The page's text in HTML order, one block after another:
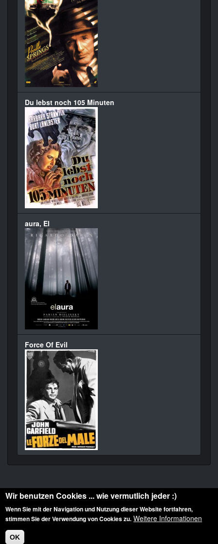
Du lebst noch 105 Minuten
aura, El
Force Of Evil
Diese Website ist urheberrechtlich geschützt: © 2010-2026 der Film Noir de. Alle
Rechte vorbehalten.
Wir benutzen Cookies ... wie vermutlich jeder :)
Wenn Sie mit der Navigation und Nutzung dieser Website fortfahren,
stimmen Sie der Verwendung von Cookies zu. Weitere Informationen
OK